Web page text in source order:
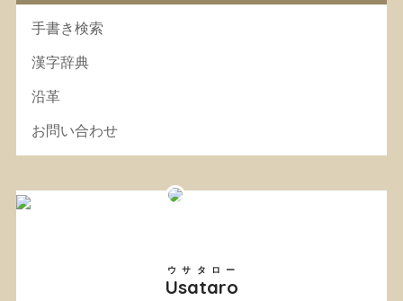
手書き検索
漢字辞典
沿革
お問い合わせ
Usataro
ウサタロー